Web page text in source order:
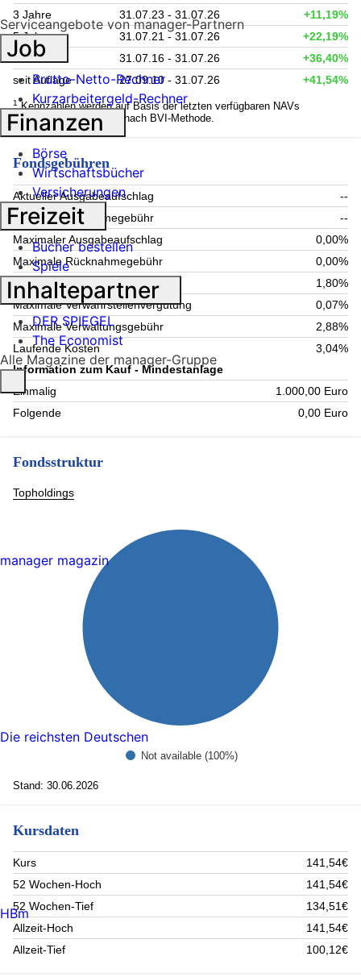
3 Jahre
31.07.23 - 31.07.26
+11,19%
5 Jahre
31.07.21 - 31.07.26
+22,19%
10 Jahre
31.07.16 - 31.07.26
+36,40%
seit Auflage
27.09.10 - 31.07.26 +41,54%
1Kennzahlen werden auf Basis der letzten verfügbaren NAVs
berechnet. Berechnung nach BVI-Methode.
Fondsgebühren
Aktueller Ausgabeaufschlag
--
Aktuelle Rücknahmegebühr
--
Maximaler Ausgabeaufschlag
0,00%
Maximale Rücknahmegebühr
0,00%
Aktuelle Verwaltungsgebühr
1,80%
Maximale Verwahrstellenvergütung
0,07%
Maximale Verwaltungsgebühr
2,88%
Laufende Kosten
3,04%
Information zum Kauf - Mindestanlage
Einmalig
1.000,00 Euro
Folgende
0,00 Euro
Fondsstruktur
Topholdings
Not available (100%)
Stand: 30.06.2026
Kursdaten
Kurs
141,54€
52 Wochen-Hoch
141,54€
52 Wochen-Tief
134,51€
Allzeit-Hoch
141,54€
Allzeit-Tief
100,12€
Serviceangebote von manager-Partnern
Job
Brutto-Netto-Rechner
Kurzarbeitergeld-Rechner
Finanzen
Börse
Wirtschaftsbücher
Versicherungen
Freizeit
Bücher bestellen
Spiele
Inhaltepartner
DER SPIEGEL
The Economist
Alle Magazine der manager-Gruppe
manager magazin
Die reichsten Deutschen
HBm